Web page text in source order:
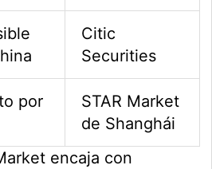
Citic
Securities
por
STAR Market
de Shanghái
encaja con